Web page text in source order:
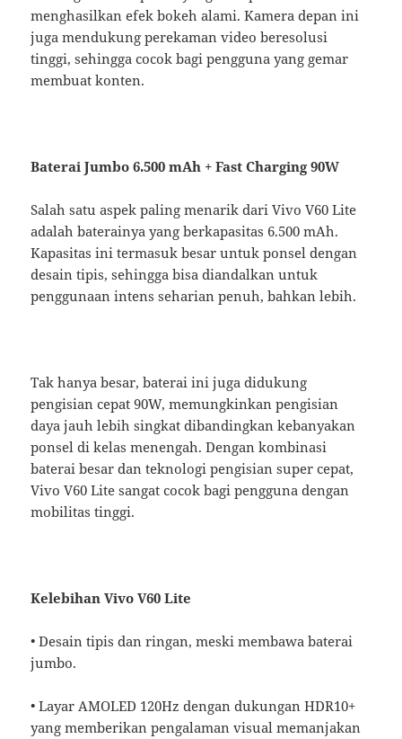
menghasilkan efek bokeh alami. Kamera depan ini
juga mendukung perekaman video beresolusi
tinggi, sehingga cocok bagi pengguna yang gemar
membuat konten.
Baterai Jumbo 6.500 mAh + Fast Charging 90W
Salah satu aspek paling menarik dari Vivo V60 Lite
adalah baterainya yang berkapasitas 6.500 mAh.
Kapasitas ini termasuk besar untuk ponsel dengan
desain tipis, sehingga bisa diandalkan untuk
penggunaan intens seharian penuh, bahkan lebih.
Tak hanya besar, baterai ini juga didukung
pengisian cepat 90W, memungkinkan pengisian
daya jauh lebih singkat dibandingkan kebanyakan
ponsel di kelas menengah. Dengan kombinasi
baterai besar dan teknologi pengisian super cepat,
Vivo V60 Lite sangat cocok bagi pengguna dengan
mobilitas tinggi.
Kelebihan Vivo V60 Lite
• Desain tipis dan ringan, meski membawa baterai
jumbo.
• Layar AMOLED 120Hz dengan dukungan HDR10+
yang memberikan pengalaman visual memanjakan